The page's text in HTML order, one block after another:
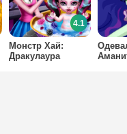
Монстр Хай:
Дракулаура
4.1